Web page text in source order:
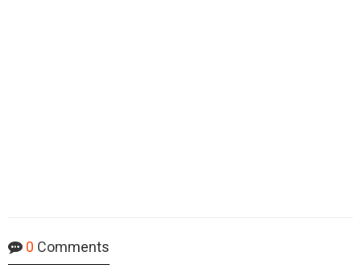
0 Comments